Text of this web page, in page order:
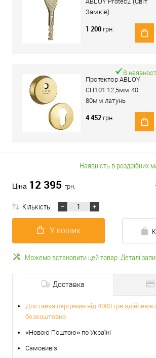
Замків)
1 200 грн.
Протектор ABLOY
CH101 12,5мм 40-
80мм латунь
В
4 452 грн.
Наявність в роздрібних
Ціна 12 395 грн.
Кількість:
У кошик
Можемо встановити цей товар. Деталі
Доставка
Доставка серцевин від 4000 грн
безкоштовно
«Новою Поштою» по Україні
Самовивіз